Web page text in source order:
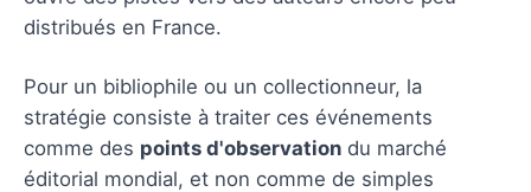
distribués en France.
Pour un bibliophile ou un collectionneur, la
stratégie consiste à traiter ces événements
comme des points d'observation du marché
éditorial mondial, et non comme de simples